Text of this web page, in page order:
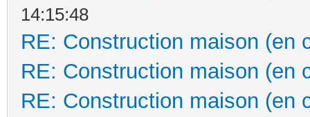
14:15:48
RE: Construction maison (en
RE: Construction maison (en
RE: Construction maison (en